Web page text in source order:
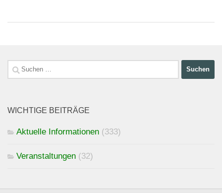
Suchen
nach:
WICHTIGE BEITRÄGE
Aktuelle Informationen (333)
Veranstaltungen (32)